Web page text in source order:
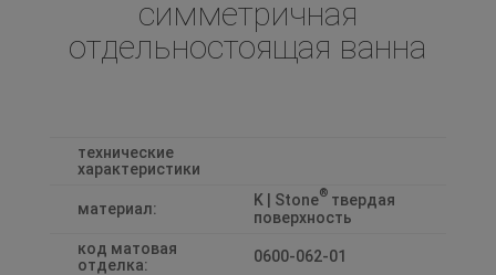
симметричная
отдельностоящая ванна
технические
характеристики
материал: K | Stone®твердая
поверхность
код матовая
отделка:
0600-062-01